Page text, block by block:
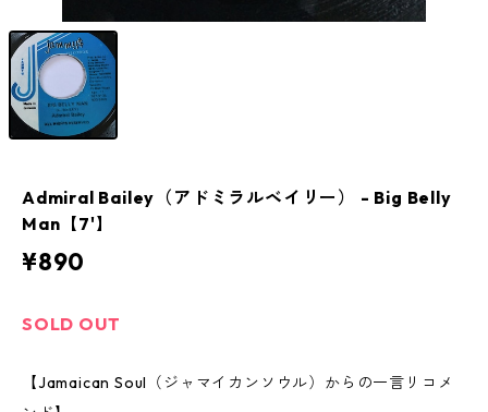
Admiral Bailey（アドミラルベイリー） - Big Belly
Man【7'】
¥890
SOLD OUT
【Jamaican Soul（ジャマイカンソウル）からの一言リコメ